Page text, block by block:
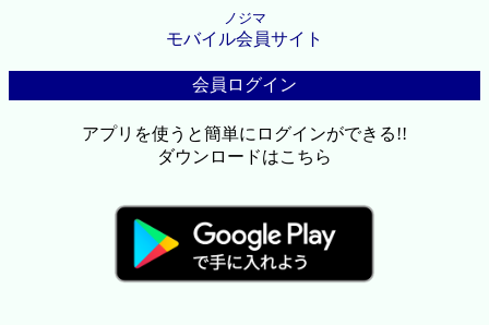
ノジマ
モバイル会員サイト
会員ログイン
アプリを使うと簡単にログインができる!!
ダウンロードはこちら